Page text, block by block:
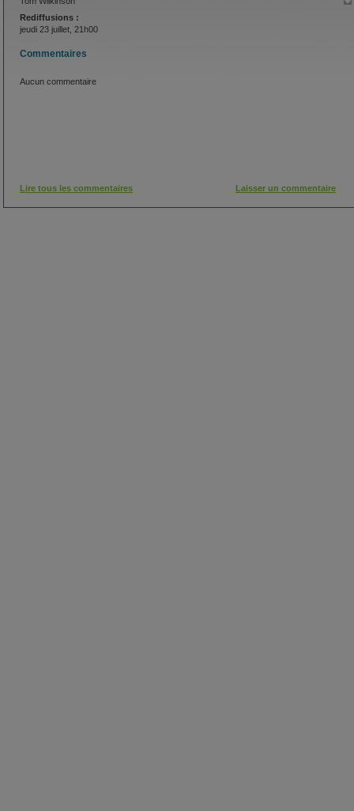
Sydney Pollack
Michael OKeefe
Austin Williams
Rediffusions :
jeudi 23 juillet, 21h00
Commentaires
Aucun commentaire
Lire tous les commentaires Laisser un commentaire